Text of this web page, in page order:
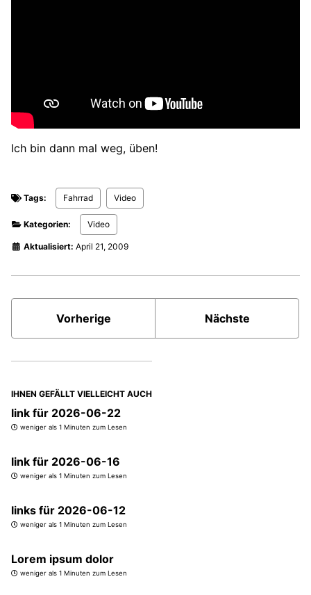
Ich bin dann mal weg, üben!
Tags: Fahrrad Video
Kategorien: Video
Aktualisiert: April 21, 2009
Vorherige Nächste
IHNEN GEFÄLLT VIELLEICHT AUCH
link für 2026-06-22
weniger als 1 Minuten zum Lesen
link für 2026-06-16
weniger als 1 Minuten zum Lesen
links für 2026-06-12
weniger als 1 Minuten zum Lesen
Lorem ipsum dolor
weniger als 1 Minuten zum Lesen